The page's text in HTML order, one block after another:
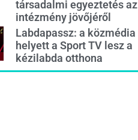
társadalmi egyeztetés az
intézmény jövőjéről
Labdapassz: a közmédia
helyett a Sport TV lesz a
kézilabda otthona